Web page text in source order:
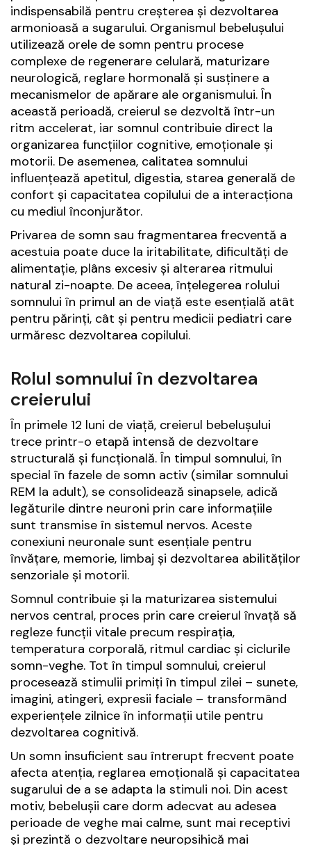
indispensabilă pentru creșterea și dezvoltarea
armonioasă a sugarului. Organismul bebelușului
utilizează orele de somn pentru procese
complexe de regenerare celulară, maturizare
neurologică, reglare hormonală și susținere a
mecanismelor de apărare ale organismului. În
această perioadă, creierul se dezvoltă într-un
ritm accelerat, iar somnul contribuie direct la
organizarea funcțiilor cognitive, emoționale și
motorii. De asemenea, calitatea somnului
influențează apetitul, digestia, starea generală de
confort și capacitatea copilului de a interacționa
cu mediul înconjurător.
Privarea de somn sau fragmentarea frecventă a
acestuia poate duce la iritabilitate, dificultăți de
alimentație, plâns excesiv și alterarea ritmului
natural zi-noapte. De aceea, înțelegerea rolului
somnului în primul an de viață este esențială atât
pentru părinți, cât și pentru medicii pediatri care
urmăresc dezvoltarea copilului.
Rolul somnului în dezvoltarea
creierului
În primele 12 luni de viață, creierul bebelușului
trece printr-o etapă intensă de dezvoltare
structurală și funcțională. În timpul somnului, în
special în fazele de somn activ (similar somnului
REM la adult), se consolidează sinapsele, adică
legăturile dintre neuroni prin care informațiile
sunt transmise în sistemul nervos. Aceste
conexiuni neuronale sunt esențiale pentru
învățare, memorie, limbaj și dezvoltarea abilităților
senzoriale și motorii.
Somnul contribuie și la maturizarea sistemului
nervos central, proces prin care creierul învață să
regleze funcții vitale precum respirația,
temperatura corporală, ritmul cardiac și ciclurile
somn-veghe. Tot în timpul somnului, creierul
procesează stimulii primiți în timpul zilei – sunete,
imagini, atingeri, expresii faciale – transformând
experiențele zilnice în informații utile pentru
dezvoltarea cognitivă.
Un somn insuficient sau întrerupt frecvent poate
afecta atenția, reglarea emoțională și capacitatea
sugarului de a se adapta la stimuli noi. Din acest
motiv, bebelușii care dorm adecvat au adesea
perioade de veghe mai calme, sunt mai receptivi
și prezintă o dezvoltare neuropsihică mai